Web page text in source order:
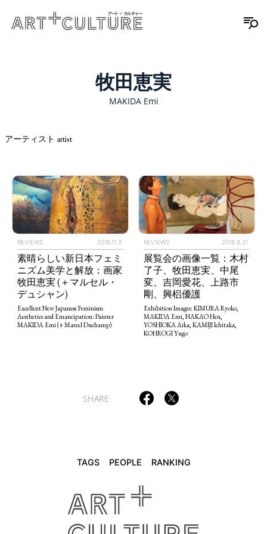
RANKING
POLITICS REVIEWS ARTICLES
牧田恵実
MAKIDA Emi
アーティスト artist
REVIEWS 2018.11.3
素晴らしい新日本フェミ
ニズム美学と解放：画家
牧田恵実 (＋マルセル・
デュシャン)
Excellent New Japanese Feminism
Aesthetics and Emancipation: Painter
MAKIDA Emi (+ Marcel Duchamp)
REVIEWS 2018.9.21
展覧会の画像一覧：木村
了子、牧田恵実、中尾
変、吉岡愛花、上路市
剛、興梠優護
Exhibition Images: KIMURA Ryoko,
MAKIDA Emi, NAKAO Hen,
YOSHIOKA Aika, KAMIJI Ichitaka,
KOHROGI Yugo
SHARE
TAGS PEOPLE RANKING